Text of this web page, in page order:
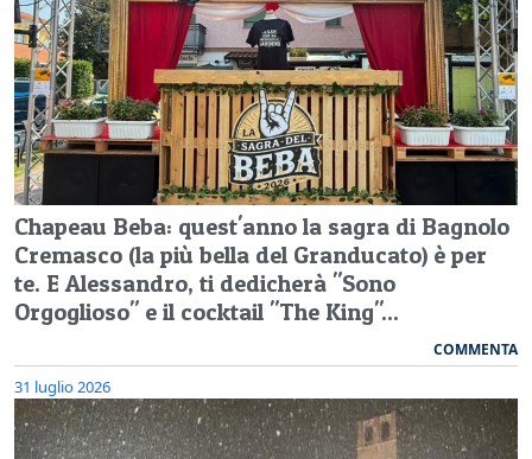
Chapeau Beba: quest'anno la sagra di Bagnolo
Cremasco (la più bella del Granducato) è per
te. E Alessandro, ti dedicherà "Sono
Orgoglioso" e il cocktail "The King"...
COMMENTA
31 luglio 2026